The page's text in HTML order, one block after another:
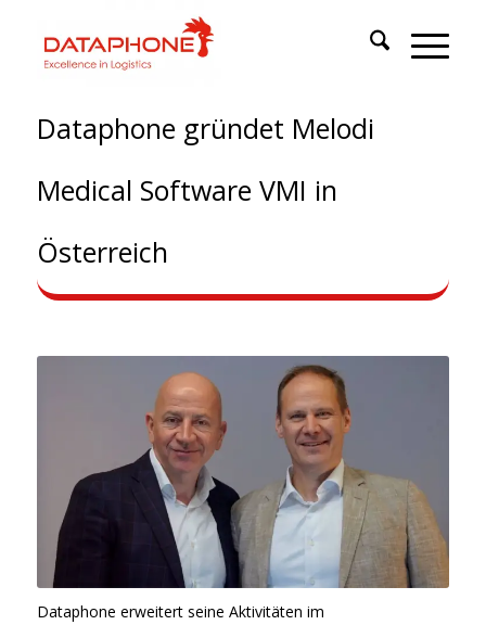
Dataphone gründet Melodi
Medical Software VMI in
Österreich
Dataphone erweitert seine Aktivitäten im